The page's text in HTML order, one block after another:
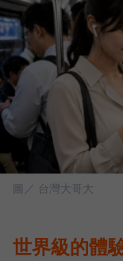
圖／ 台灣大哥大
世界級的體